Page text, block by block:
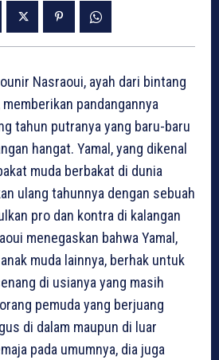
Nasraoui, ayah dari bintang
memberikan pandangannya
tahun putranya yang baru-baru
hangat. Yamal, yang dikenal
muda berbakat di dunia
ulang tahunnya dengan sebuah
pro dan kontra di kalangan
menegaskan bahwa Yamal,
muda lainnya, berhak untuk
di usianya yang masih
pemuda yang berjuang
di dalam maupun di luar
pada umumnya, dia juga